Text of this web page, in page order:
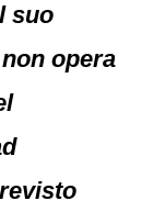
suo
opera